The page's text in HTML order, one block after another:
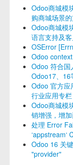
Odoo商城模
购商城场景的
Odoo商城模
语言支持及
OSError
Odoo
Odoo 符合国
Odoo17、16
Odoo 官方应
行业应用专栏
Odoo商城模
销增强，增加
处理 Error
Odoo 16 关
"provider"